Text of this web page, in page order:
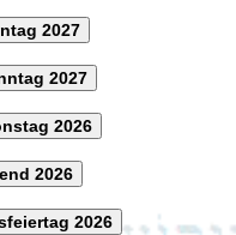
2027
2027
2026
2026
2026